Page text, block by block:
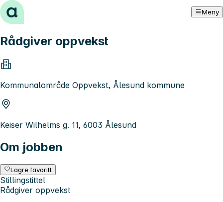
Hopp til innhold Meny
Rådgiver oppvekst
Kommunalområde Oppvekst, Ålesund kommune
Keiser Wilhelms g. 11, 6003 Ålesund
Om jobben
Lagre favoritt
Stillingstittel
Rådgiver oppvekst